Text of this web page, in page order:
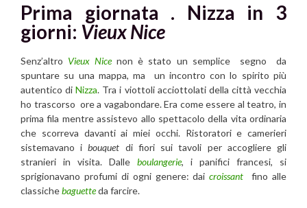
Prima giornata . Nizza in 3
giorni: Vieux Nice
Senz’altro Vieux Nicenon è stato un semplice segno da
spuntare su una mappa, ma un incontro con lo spirito più
autentico diNizza. Tra i viottoli acciottolati della città vecchia
ho trascorso ore a vagabondare. Era come essere al teatro, in
prima fila mentre assistevo allo spettacolo della vita ordinaria
che scorreva davanti ai miei occhi. Ristoratori e camerieri
sistemavano i bouquet di fiori sui tavoli per accogliere gli
stranieri in visita. Dalle boulangerie, i panifici francesi, si
sprigionavano profumi di ogni genere: daicroissant fino alle
classichebaguetteda farcire.